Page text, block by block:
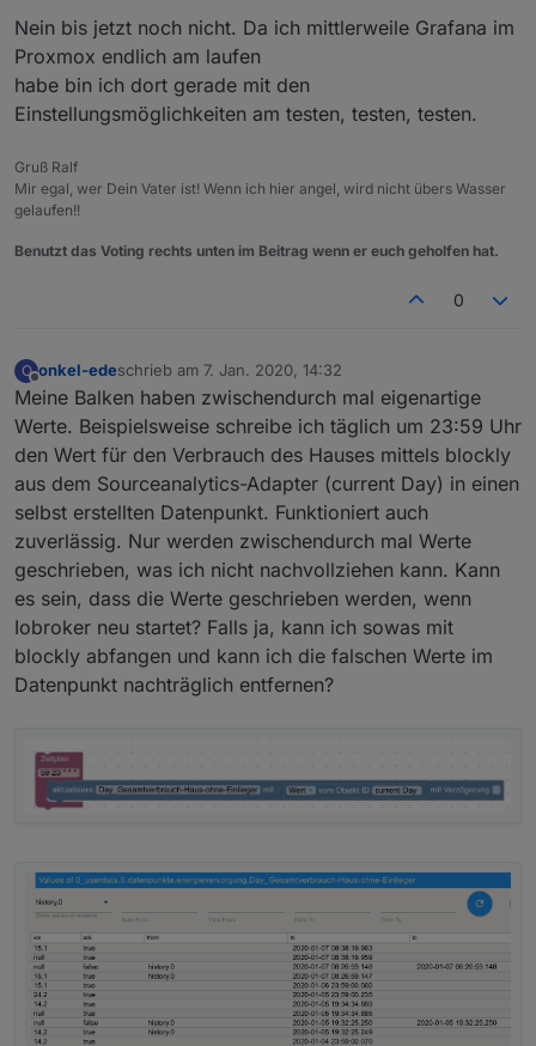
Nein bis jetzt noch nicht. Da ich mittlerweile Grafana im
Proxmox endlich am laufen
habe bin ich dort gerade mit den
Einstellungsmöglichkeiten am testen, testen, testen.
Gruß Ralf
Mir egal, wer Dein Vater ist! Wenn ich hier angel, wird nicht übers Wasser
gelaufen!!
Benutzt das Voting rechts unten im Beitrag wenn er euch geholfen hat.
0
O
Offline
onkel-edeschrieb am 7. Jan. 2020, 14:32
zuletzt editiert von
Meine Balken haben zwischendurch mal eigenartige
Werte. Beispielsweise schreibe ich täglich um 23:59 Uhr
den Wert für den Verbrauch des Hauses mittels blockly
aus dem Sourceanalytics-Adapter (current Day) in einen
selbst erstellten Datenpunkt. Funktioniert auch
zuverlässig. Nur werden zwischendurch mal Werte
geschrieben, was ich nicht nachvollziehen kann. Kann
es sein, dass die Werte geschrieben werden, wenn
Iobroker neu startet? Falls ja, kann ich sowas mit
blockly abfangen und kann ich die falschen Werte im
Datenpunkt nachträglich entfernen?